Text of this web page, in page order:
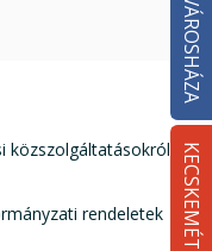
VÁROSHÁZA
közszolgáltatásokról
rendeletek